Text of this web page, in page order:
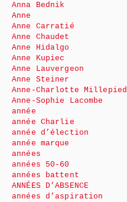
Anna Bednik
Anne
Anne Carratié
Anne Chaudet
Anne Hidalgo
Anne Kupiec
Anne Lauvergeon
Anne Steiner
Anne-Charlotte Millepied
Anne-Sophie Lacombe
année
année Charlie
année d’élection
année marque
années
années 50-60
années battent
ANNÉES D’ABSENCE
années d’aspiration